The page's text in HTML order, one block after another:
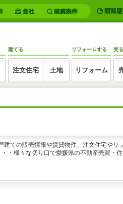
建てる
注文住宅 土地
リフォームする
リフォーム
売る
ての販売情報や賃貸物件、注文住宅やリ
様々な切り口で愛媛県の不動産売買・